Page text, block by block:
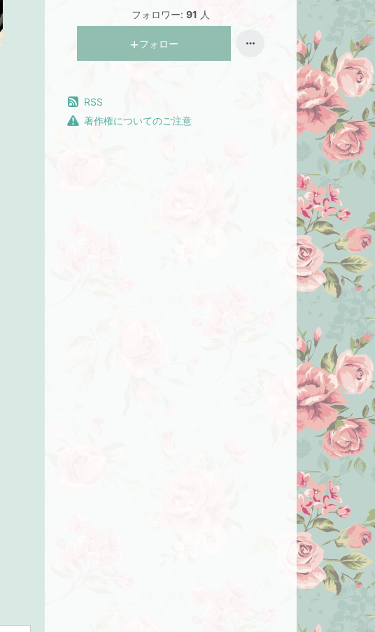
フォロワー: 91 人
フォロー
RSS
著作権についてのご注意